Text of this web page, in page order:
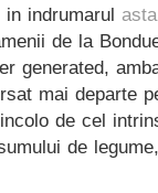
indrumarul asta
de la
generated,
mai departe
de cel
de